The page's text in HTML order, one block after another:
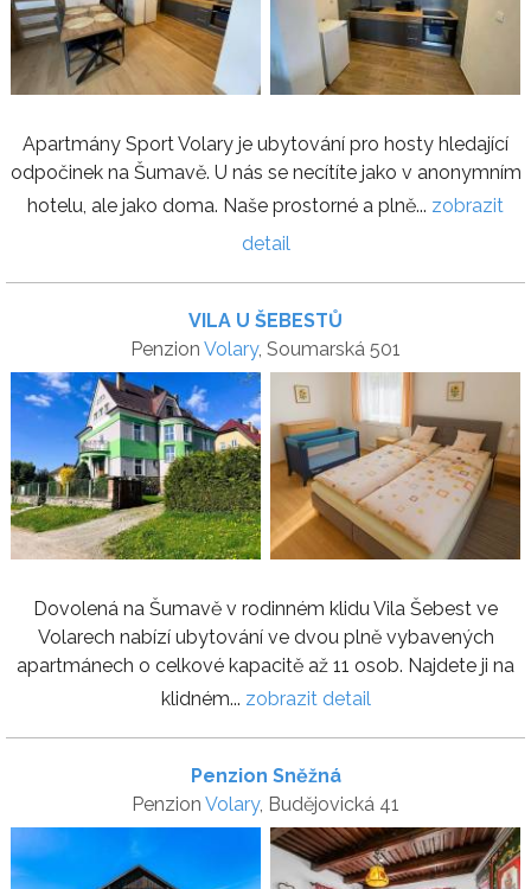
Apartmány Sport Volary je ubytování pro hosty hledající
odpočinek na Šumavě. U nás se necítíte jako v anonymním
hotelu, ale jako doma. Naše prostorné a plně... zobrazit
detail
VILA U ŠEBESTŮ
Penzion Volary, Soumarská 501
Dovolená na Šumavě v rodinném klidu Vila Šebest ve
Volarech nabízí ubytování ve dvou plně vybavených
apartmánech o celkové kapacitě až 11 osob. Najdete ji na
klidném... zobrazit detail
Penzion Sněžná
Penzion Volary, Budějovická 41